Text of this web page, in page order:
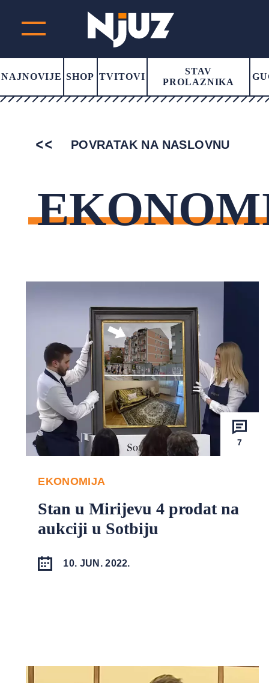
NAJNOVIJE SHOP TVITOVI
STAV
PROLAZNIKA
POVRATAK NA NASLOVNU
7
EKONOMIJA
Stan u Mirijevu 4 prodat na
aukciji u Sotbiju
10. JUN. 2022.